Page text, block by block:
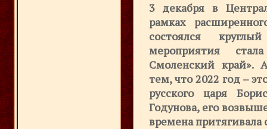
3 декабря в
рамках
состоялся
мероприятия
Смоленский край».
тем, что 2022 год –
русского царя
Годунова, его
времена